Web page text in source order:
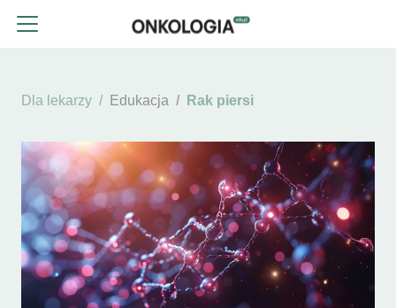
Dla lekarzy Edukacja Rak piersi